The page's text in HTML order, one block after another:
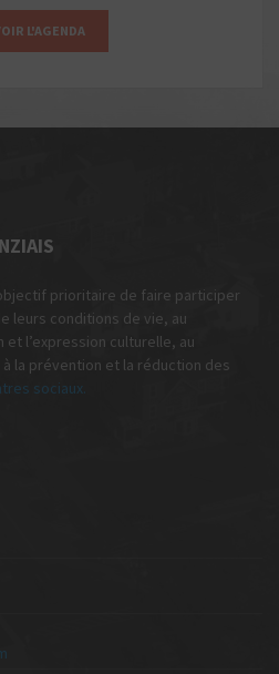
L'AGENDA
prioritaire de faire participer
leurs conditions de vie, au
l’expression culturelle, au
la prévention et la réduction des
sociaux.